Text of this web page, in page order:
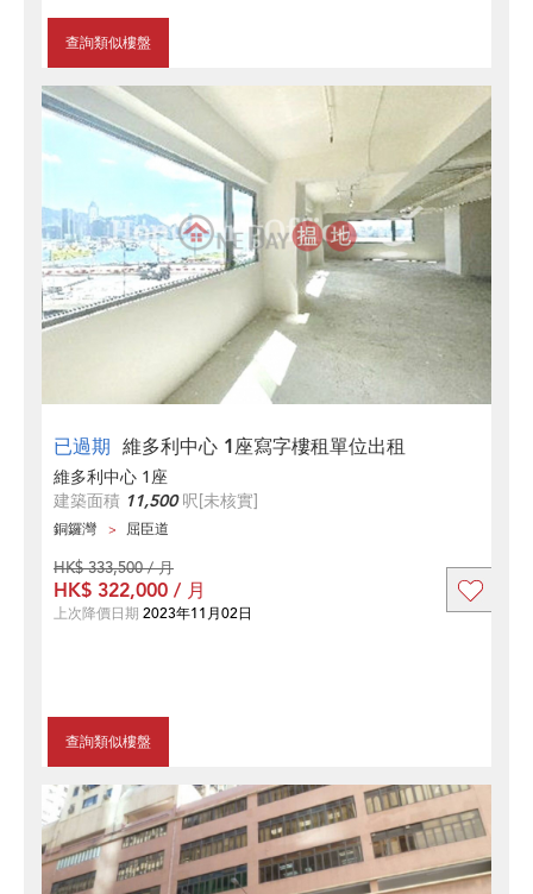
查詢類似樓盤
已過期 維多利中心 1座寫字樓租單位出租
維多利中心 1座
建築面積 11,500呎[未核實]
銅鑼灣 屈臣道
查詢類似樓盤
HK$ 333,500 / 月
HK$ 322,000 / 月
上次降價日期 2023年11月02日